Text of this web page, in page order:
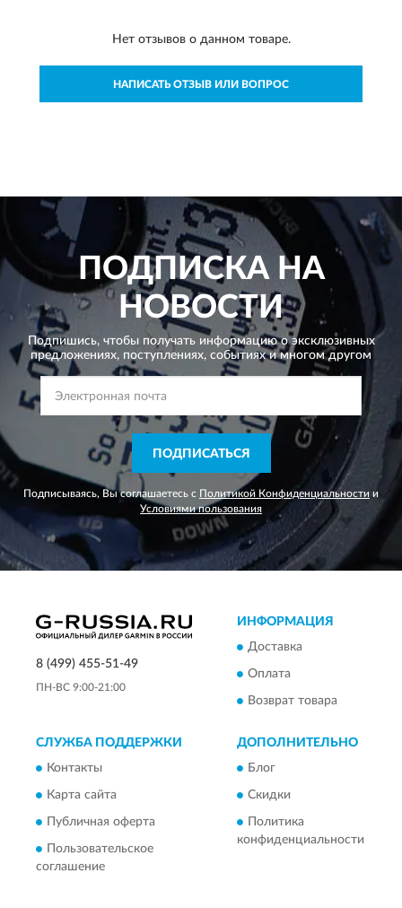
Нет отзывов о данном товаре.
НАПИСАТЬ ОТЗЫВ ИЛИ ВОПРОС
ПОДПИСКА НА
НОВОСТИ
Подпишись, чтобы получать информацию о эксклюзивных
предложениях, поступлениях, событиях и многом другом
ПОДПИСАТЬСЯ
Подписываясь, Вы соглашаетесь с Политикой Конфиденциальности и
Условиями пользования
8 (499) 455-51-49
ПН-ВС 9:00-21:00
ИНФОРМАЦИЯ
Доставка
Оплата
Возврат товара
СЛУЖБА ПОДДЕРЖКИ
Контакты
Карта сайта
Публичная оферта
Пользовательское
соглашение
ДОПОЛНИТЕЛЬНО
Блог
Скидки
Политика
конфиденциальности